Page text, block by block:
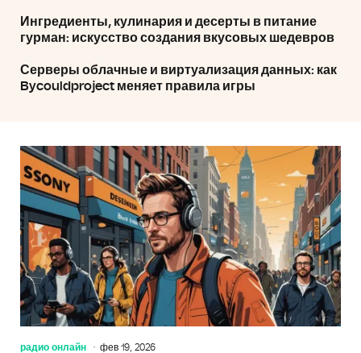
Ингредиенты, кулинария и десерты в питание
гурман: искусство создания вкусовых шедевров
Серверы облачные и виртуализация данных: как
Bycouldproject меняет правила игры
радио онлайн фев 19, 2026